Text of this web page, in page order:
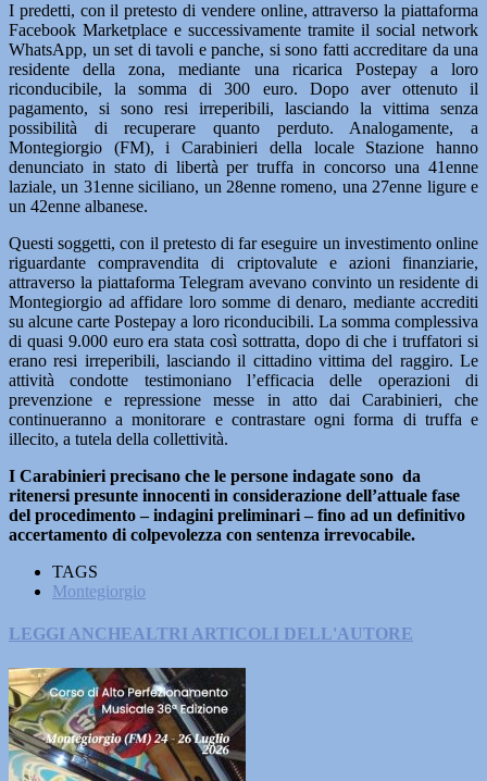
I predetti, con il pretesto di vendere online, attraverso la piattaforma
Facebook Marketplace e successivamente tramite il social network
WhatsApp, un set di tavoli e panche, si sono fatti accreditare da una
residente della zona, mediante una ricarica Postepay a loro
riconducibile, la somma di 300 euro. Dopo aver ottenuto il
pagamento, si sono resi irreperibili, lasciando la vittima senza
possibilità di recuperare quanto perduto. Analogamente, a
Montegiorgio (FM), i Carabinieri della locale Stazione hanno
denunciato in stato di libertà per truffa in concorso una 41enne
laziale, un 31enne siciliano, un 28enne romeno, una 27enne ligure e
un 42enne albanese.
Questi soggetti, con il pretesto di far eseguire un investimento online
riguardante compravendita di criptovalute e azioni finanziarie,
attraverso la piattaforma Telegram avevano convinto un residente di
Montegiorgio ad affidare loro somme di denaro, mediante accrediti
su alcune carte Postepay a loro riconducibili. La somma complessiva
di quasi 9.000 euro era stata così sottratta, dopo di che i truffatori si
erano resi irreperibili, lasciando il cittadino vittima del raggiro. Le
attività condotte testimoniano l’efficacia delle operazioni di
prevenzione e repressione messe in atto dai Carabinieri, che
continueranno a monitorare e contrastare ogni forma di truffa e
illecito, a tutela della collettività.
I Carabinieri precisano che le persone indagate sono da
ritenersi presunte innocenti in considerazione dell’attuale fase
del procedimento – indagini preliminari – fino ad un definitivo
accertamento di colpevolezza con sentenza irrevocabile.
TAGS
Montegiorgio
LEGGI ANCHEALTRI ARTICOLI DELL'AUTORE